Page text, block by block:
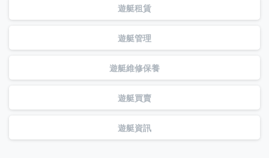
遊艇租賃
遊艇管理
遊艇維修保養
遊艇買賣
遊艇資訊